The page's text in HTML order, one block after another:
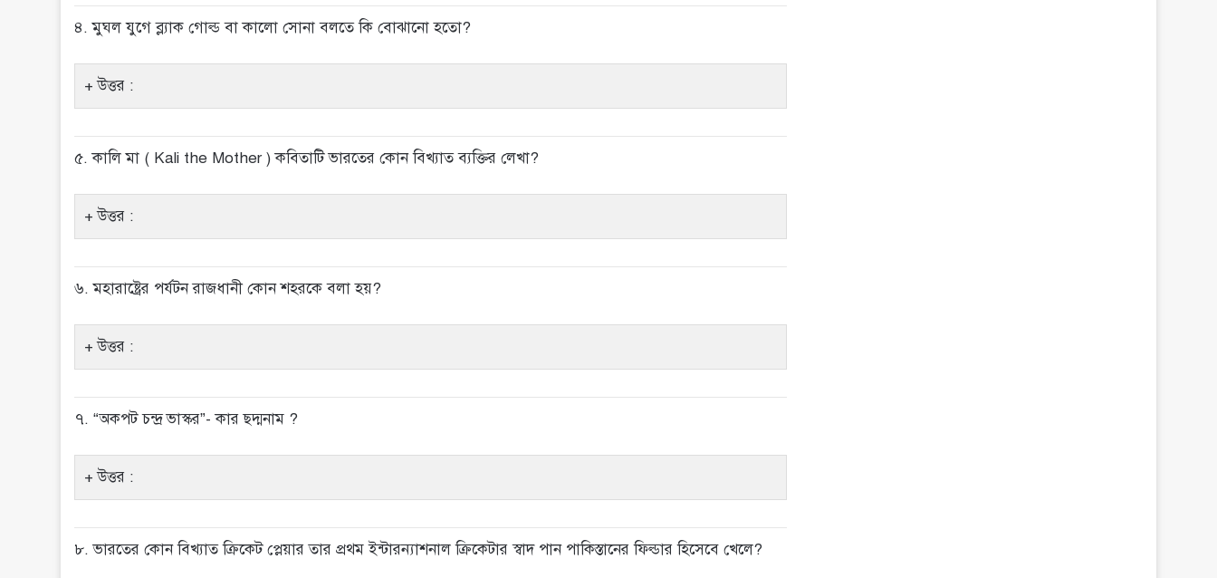
৪. মুঘল যুগে ব্ল্যাক গোল্ড বা কালো সোনা বলতে কি বোঝানো হতো?
উত্তর :
৫. কালি মা ( Kali the Mother ) কবিতাটি ভারতের কোন বিখ্যাত ব্যক্তির লেখা?
উত্তর :
৬. মহারাষ্ট্রের পর্যটন রাজধানী কোন শহরকে বলা হয়?
উত্তর :
৭. “অকপট চন্দ্র ভাস্কর”- কার ছদ্মনাম ?
উত্তর :
৮. ভারতের কোন বিখ্যাত ক্রিকেট প্লেয়ার তার প্রথম ইন্টারন্যাশনাল ক্রিকেটার স্বাদ পান পাকিস্তানের ফিল্ডার হিসেবে খেলে?